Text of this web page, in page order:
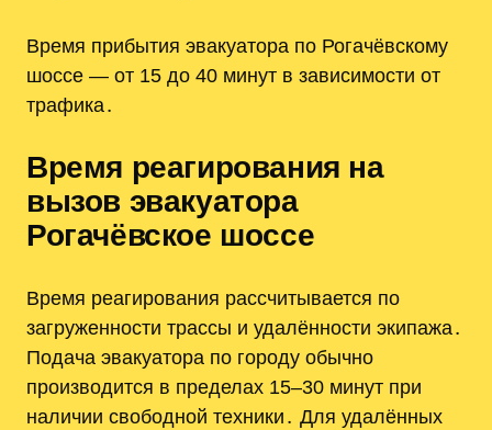
Время прибытия эвакуатора по Рогачёвскому
шоссе — от 15 до 40 минут в зависимости от
трафика․
Время реагирования на
вызов эвакуатора
Рогачёвское шоссе
Время реагирования рассчитывается по
загруженности трассы и удалённости экипажа․
Подача эвакуатора по городу обычно
производится в пределах 15–30 минут при
наличии свободной техники․ Для удалённых